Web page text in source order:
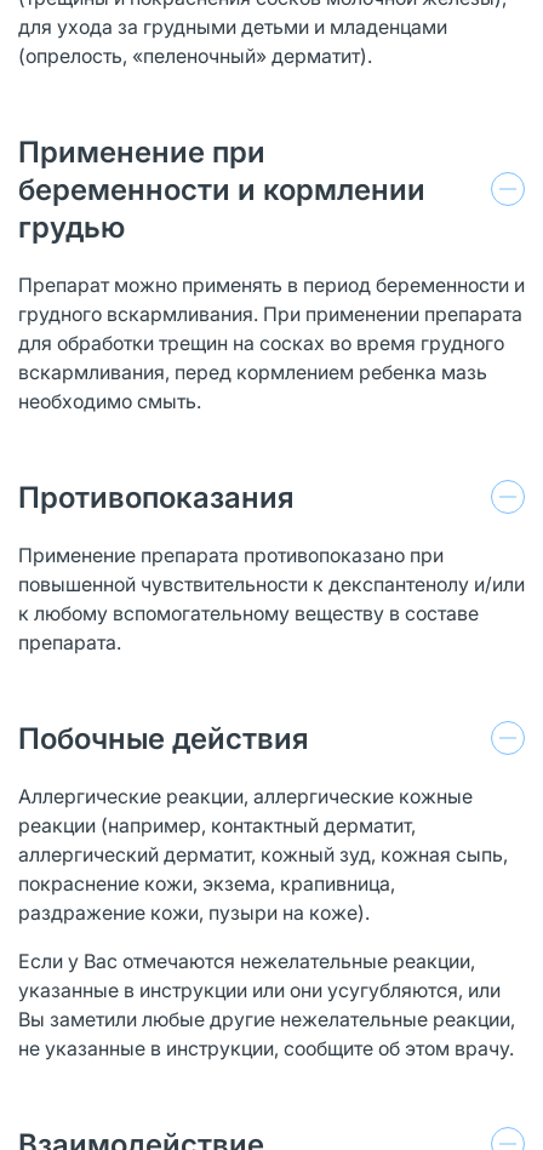
для ухода за грудными детьми и младенцами
(опрелость, «пеленочный» дерматит).
Применение при
беременности и кормлении
грудью
Препарат можно применять в период беременности и
грудного вскармливания. При применении препарата
для обработки трещин на сосках во время грудного
вскармливания, перед кормлением ребенка мазь
необходимо смыть.
Противопоказания
Применение препарата противопоказано при
повышенной чувствительности к декспантенолу и/или
к любому вспомогательному веществу в составе
препарата.
Побочные действия
Аллергические реакции, аллергические кожные
реакции (например, контактный дерматит,
аллергический дерматит, кожный зуд, кожная сыпь,
покраснение кожи, экзема, крапивница,
раздражение кожи, пузыри на коже).
Если у Вас отмечаются нежелательные реакции,
указанные в инструкции или они усугубляются, или
Вы заметили любые другие нежелательные реакции,
не указанные в инструкции, сообщите об этом врачу.